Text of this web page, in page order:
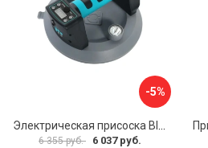
-5%
6 355 руб. 6 037 руб.